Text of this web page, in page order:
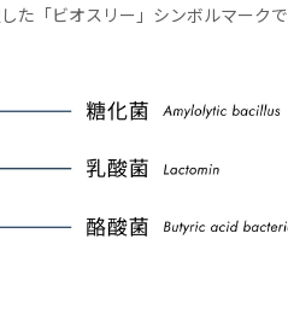
た「ビオスリー」シンボルマークで